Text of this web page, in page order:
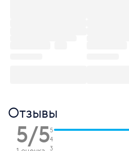
Отзывы
5/55
4
3